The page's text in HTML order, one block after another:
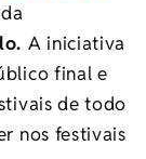
A iniciativa
final e
de todo
nos festivais